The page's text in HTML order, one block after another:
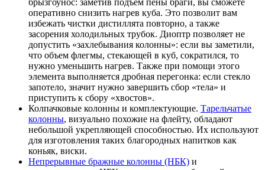
брызгоунос: заметив подъем пены браги, вы сможете
оперативно снизить нагрев куба. Это позволит вам
избежать чистки дистиллята повторно, а также
засорения холодильных трубок. Диоптр позволяет не
допустить «захлебывания колонны»: если вы заметили,
что объем флегмы, стекающей в куб, сократился, то
нужно уменьшить нагрев. Также при помощи этого
элемента выполняется дробная перегонка: если стекло
запотело, значит нужно завершить сбор «тела» и
приступить к сбору «хвостов».
Колпачковые колонны и комплектующие. Тарельчатые
колонны, визуально похожие на флейту, обладают
небольшой укрепляющей способностью. Их используют
для изготовления таких благородных напитков как
коньяк, виски.
Непрерывные бражные колонны (НБК) и